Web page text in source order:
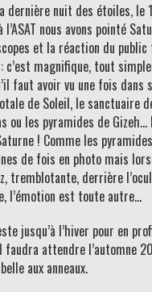
dernière nuit des étoiles, le
l’ASAT nous avons pointé
et la réaction du
c’est magnifique, tout
faut avoir vu une fois dans
de Soleil, le sanctuaire
ou les pyramides de Gizeh…
! Comme les
de fois en photo mais
tremblotante, derrière
l’émotion est toute autre…
jusqu’à l’hiver pour en
faudra attendre l’automne
aux anneaux.